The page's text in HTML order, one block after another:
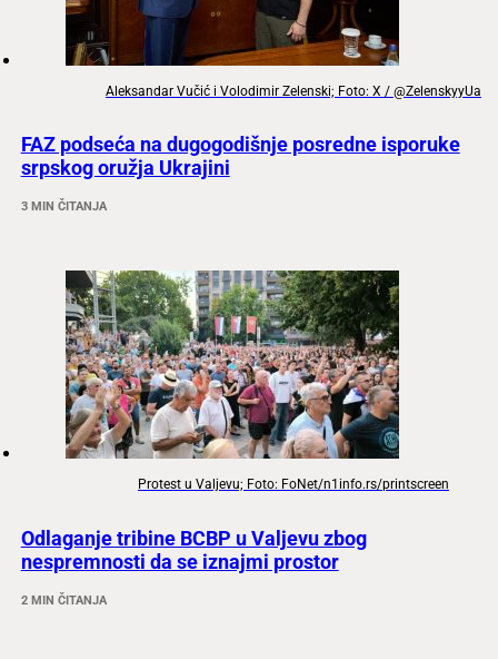
Aleksandar Vučić i Volodimir Zelenski; Foto: X / @ZelenskyyUa
FAZ podseća na dugogodišnje posredne isporuke
srpskog oružja Ukrajini
3 MIN ČITANJA
Protest u Valjevu; Foto: FoNet/n1info.rs/printscreen
Odlaganje tribine BCBP u Valjevu zbog
nespremnosti da se iznajmi prostor
2 MIN ČITANJA